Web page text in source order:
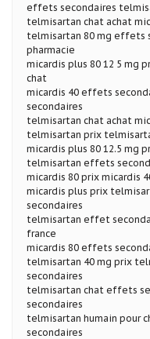
effets secondaires
telmisartan chat achat
telmisartan 80 mg effets
pharmacie
micardis plus 80 12 5 mg
chat
micardis 40 effets
secondaires
telmisartan chat achat
telmisartan prix
micardis plus 80 12.5 mg
telmisartan effets
micardis 80 prix micardis
micardis plus prix
secondaires
telmisartan effet
france
micardis 80 effets
telmisartan 40 mg prix
secondaires
telmisartan chat effets
secondaires
telmisartan humain pour
secondaires